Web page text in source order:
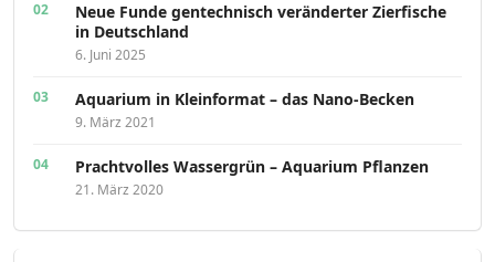
Neue Funde gentechnisch veränderter Zierfische
in Deutschland
6. Juni 2025
Aquarium in Kleinformat – das Nano-Becken
9. März 2021
Prachtvolles Wassergrün – Aquarium Pflanzen
21. März 2020